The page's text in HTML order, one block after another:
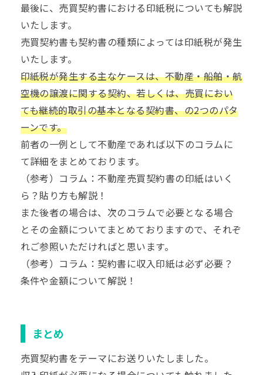
最後に、売買契約書における印紙税についても解説
いたします。
売買契約書も契約書の種類によっては印紙税が発生
いたします。
印紙税が発生する主なケースは、不動産・船舶・航
空機の譲渡に関する契約、若しくは、売買におい
ても継続的取引の基本となる契約書、の2つのパタ
ーンです。
前者の一例として不動産であれば以下のコラムに
て詳細をまとめております。
（参考）コラム： 不動産売買契約書の印紙はいく
ら？貼り方も解説！
また後者の場合は、次のコラムで必要となる場合
とその金額についてまとめておりますので、それぞ
れご参照いただければと思います。
（参考）コラム： 契約書に収入印紙は必ず必要？
条件や金額について解説！
まとめ
売買契約書をテーマにお送りいたしました。